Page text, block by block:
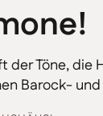
der Töne, die
Barock-